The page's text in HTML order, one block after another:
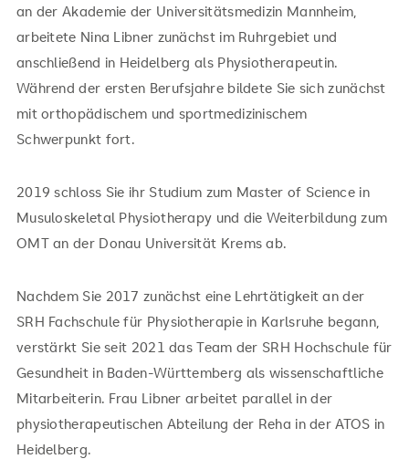
an der Akademie der Universitätsmedizin Mannheim,
arbeitete Nina Libner zunächst im Ruhrgebiet und
anschließend in Heidelberg als Physiotherapeutin.
Während der ersten Berufsjahre bildete Sie sich zunächst
mit orthopädischem und sportmedizinischem
Schwerpunkt fort.
2019 schloss Sie ihr Studium zum Master of Science in
Musuloskeletal Physiotherapy und die Weiterbildung zum
OMT an der Donau Universität Krems ab.
Nachdem Sie 2017 zunächst eine Lehrtätigkeit an der
SRH Fachschule für Physiotherapie in Karlsruhe begann,
verstärkt Sie seit 2021 das Team der SRH Hochschule für
Gesundheit in Baden-Württemberg als wissenschaftliche
Mitarbeiterin. Frau Libner arbeitet parallel in der
physiotherapeutischen Abteilung der Reha in der ATOS in
Heidelberg.